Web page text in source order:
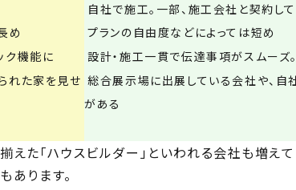
自社で施工。一部、施工会社と契約し
め
プランの自由度などによっては短め
ク機能に
設計・施工一貫で伝達事項がスムーズ
れた家を見せ 総合展示場に出展している会社や、
がある
た「ハウスビルダー」といわれる会社も増え
あります。